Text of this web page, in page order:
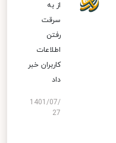
از به
سرقت
رفتن
اطلاعات
کاربران خبر
داد
1401/07/
27